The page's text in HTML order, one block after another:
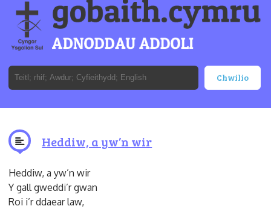
Heddiw, a yw’n wir
Heddiw, a yw’n wir
Y gall gweddi’r gwan
Roi i’r ddaear law,